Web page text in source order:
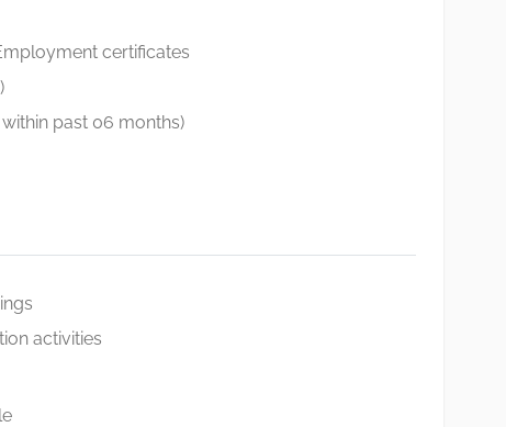
certificates
past 06 months)
activities